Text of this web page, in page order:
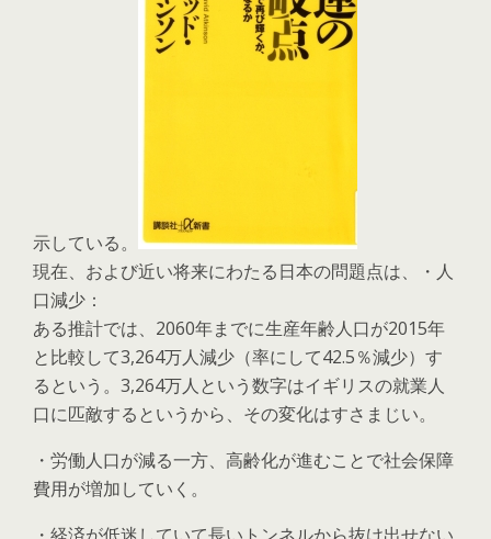
示している。
現在、および近い将来にわたる日本の問題点は、・人
口減少：
ある推計では、2060年までに生産年齢人口が2015年
と比較して3,264万人減少（率にして42.5％減少）す
るという。3,264万人という数字はイギリスの就業人
口に匹敵するというから、その変化はすさまじい。
・労働人口が減る一方、高齢化が進むことで社会保障
費用が増加していく。